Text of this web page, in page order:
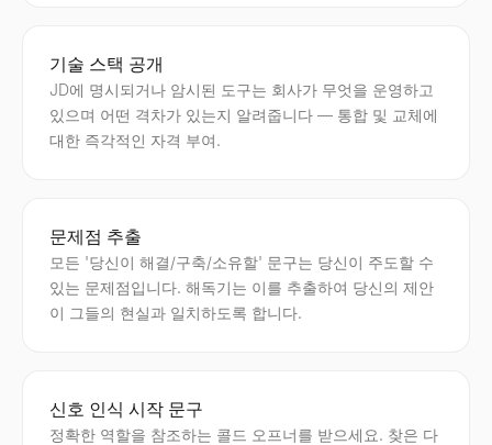
기술 스택 공개
JD에 명시되거나 암시된 도구는 회사가 무엇을 운영하고
있으며 어떤 격차가 있는지 알려줍니다 — 통합 및 교체에
대한 즉각적인 자격 부여.
문제점 추출
모든 '당신이 해결/구축/소유할' 문구는 당신이 주도할 수
있는 문제점입니다. 해독기는 이를 추출하여 당신의 제안
이 그들의 현실과 일치하도록 합니다.
신호 인식 시작 문구
정확한 역할을 참조하는 콜드 오프너를 받으세요. 찾은 다